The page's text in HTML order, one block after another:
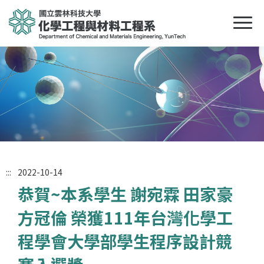
::: 2022-10-14
恭賀~本系學生 謝宛霖 田家豪
方冠倫 榮獲111年台灣化學工
程學會大學部學生程序設計競